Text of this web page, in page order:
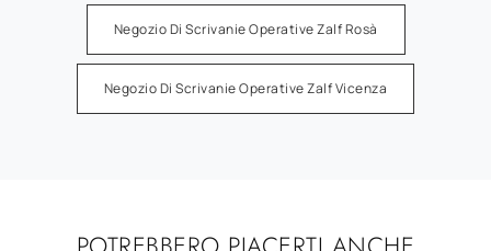
Negozio Di Scrivanie Operative Zalf Rosà
Negozio Di Scrivanie Operative Zalf Vicenza